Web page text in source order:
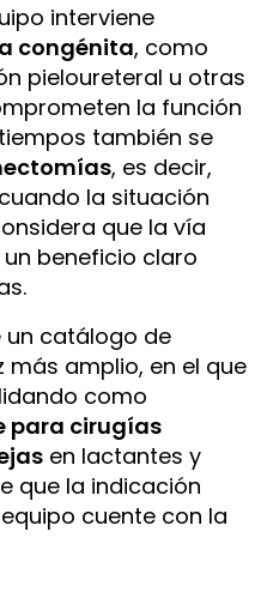
interviene
congénita, como
pieloureteral u otras
la función
también se
, es decir,
la situación
que la vía
beneficio claro
un catálogo de
amplio, en el que
como
para cirugías
en lactantes y
que la indicación
cuente con la